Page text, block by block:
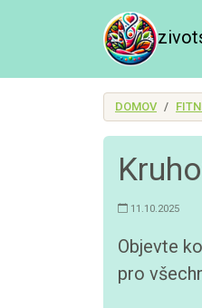
DOMOV
11.10.2025
Objevte
pro